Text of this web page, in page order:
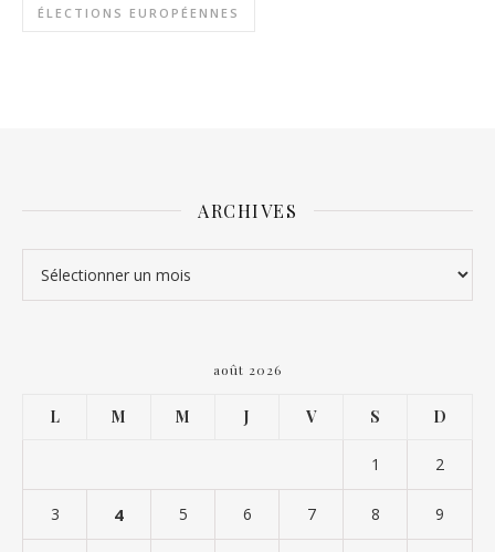
ÉLECTIONS EUROPÉENNES
ARCHIVES
août 2026
L M M J V S D
1 2
3 4 5 6 7 8 9